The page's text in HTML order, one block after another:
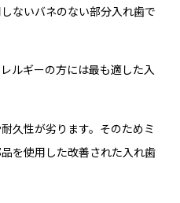
ないバネのない部分入れ歯で
ルギーの方には最も適した入
久性が劣ります。そのためミ
を使用した改善された入れ歯